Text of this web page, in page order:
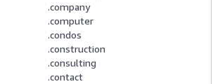
.company
.computer
.condos
.construction
.consulting
.contact